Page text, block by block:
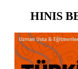
HINIS